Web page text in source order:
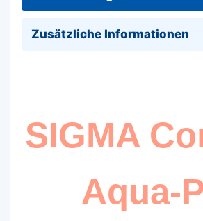
Zusätzliche Informationen
SIGMA
Aqua-